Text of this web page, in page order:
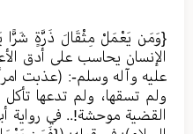
{وَمَن يَعْمَلْ مِثْقَالَ ذَرَّةٍ شَرًّا
الإنسان يحاسب على أدق
عليه وآله وسلم-: (عذبت
ولم تسقها، ولم تدعها
القضية موحشة!.. في رواية